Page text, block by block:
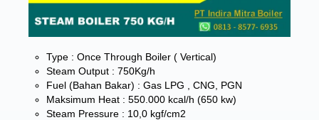
Type : Once Through Boiler ( Vertical)
Steam Output : 750Kg/h
Fuel (Bahan Bakar) : Gas LPG , CNG, PGN
Maksimum Heat : 550.000 kcal/h (650 kw)
Steam Pressure : 10,0 kgf/cm2